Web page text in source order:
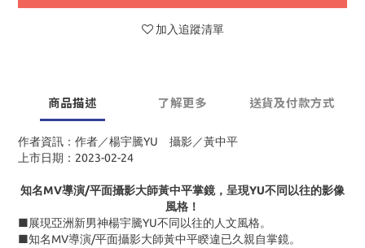
加入追蹤清單
商品描述 了解更多 送貨及付款方式
作者資訊：作者／楊宇騰YU 攝影／黃中平
上市日期：2023-02-24
知名MV導演/平面攝影大師黃中平掌鏡，呈現YU不同以往的影像
風格 ！
■展現亞洲新男神楊宇騰YU不同以往的人文風格。
■知名MV導演/平面攝影大師黃中平睽違已久親自掌鏡。